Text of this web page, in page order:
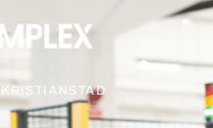
KRISTIANSTAD